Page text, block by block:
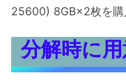
25600) 8GB×2枚を購
分解時に